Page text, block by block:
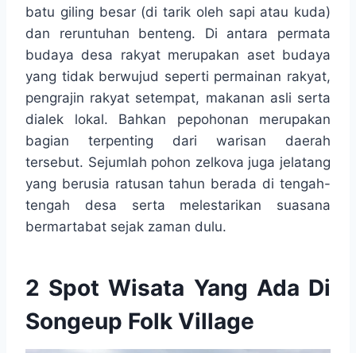
batu giling besar (di tarik oleh sapi atau kuda)
dan reruntuhan benteng. Di antara permata
budaya desa rakyat merupakan aset budaya
yang tidak berwujud seperti permainan rakyat,
pengrajin rakyat setempat, makanan asli serta
dialek lokal. Bahkan pepohonan merupakan
bagian terpenting dari warisan daerah
tersebut. Sejumlah pohon zelkova juga jelatang
yang berusia ratusan tahun berada di tengah-
tengah desa serta melestarikan suasana
bermartabat sejak zaman dulu.
2 Spot Wisata Yang Ada Di
Songeup Folk Village